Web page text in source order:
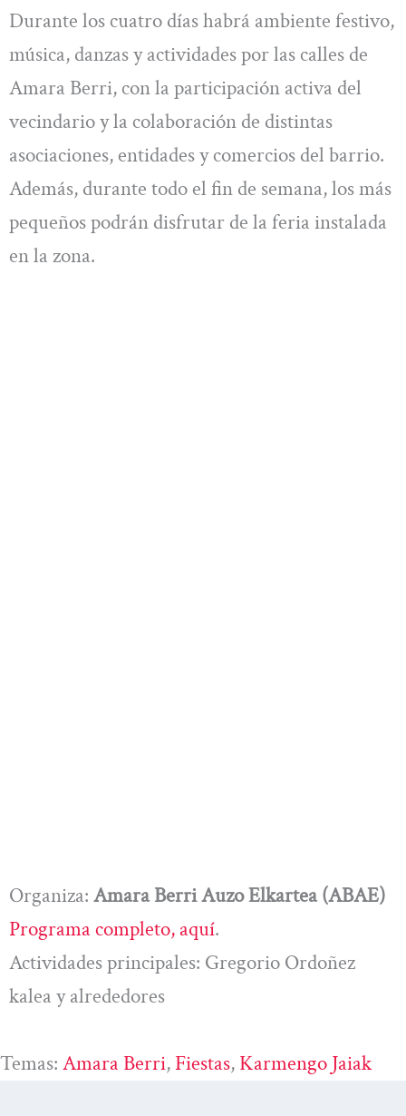
Durante los cuatro días habrá ambiente festivo,
música, danzas y actividades por las calles de
Amara Berri, con la participación activa del
vecindario y la colaboración de distintas
asociaciones, entidades y comercios del barrio.
Además, durante todo el fin de semana, los más
pequeños podrán disfrutar de la feria instalada
en la zona.
Organiza: Amara Berri Auzo Elkartea (ABAE)
Programa completo, aquí.
Actividades principales: Gregorio Ordoñez
kalea y alrededores
Temas: Amara Berri, Fiestas, Karmengo Jaiak